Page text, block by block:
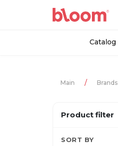
Catalog
Main Brands
Product filter
SORT BY